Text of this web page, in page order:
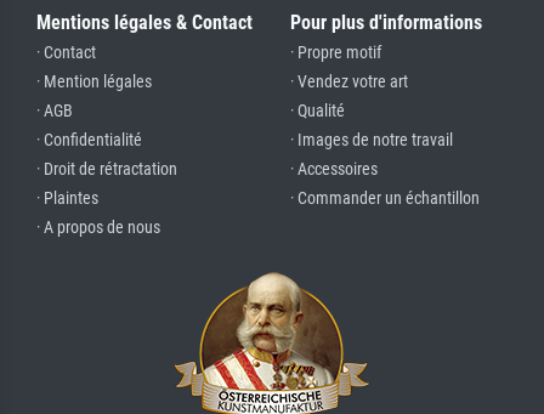
Mentions légales & Contact
· Contact
· Mention légales
· AGB
· Confidentialité
· Droit de rétractation
· Plaintes
· A propos de nous
Pour plus d'informations
· Propre motif
· Vendez votre art
· Qualité
· Images de notre travail
· Accessoires
· Commander un échantillon